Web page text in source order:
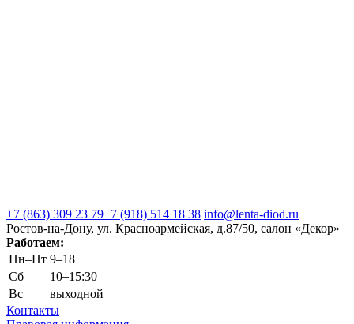
+7 (863) 309 23 79+7 (918) 514 18 38 info@lenta-diod.ru
Ростов-на-Дону, ул. Красноармейская, д.87/50, салон «Декор»
Работаем:
Пн–Пт 9–18
Сб
10–15:30
Вс
выходной
Контакты